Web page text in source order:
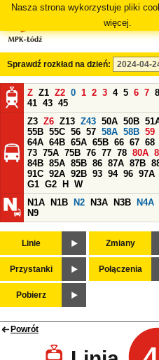
Nasza strona wykorzystuje pliki
więcej.
Sprawdź rozkład na dzień:
Z Z1 Z2 0 1 2 3 4 5 6 7 8
41 43 45
Z3 Z6 Z13 Z43 50A 50B
55B 55C 56 57 58A 58B 59
64A 64B 65A 65B 66 67 68
73 75A 75B 76 77 78 80A
84B 85A 85B 86 87A 87B
91C 92A 92B 93 94 96 97A
G1 G2 H
W
N1A
N1B N2 N3A N3B N4A
N9
Linie Zmiany
Przystanki Połączenia
Pobierz
Powrót